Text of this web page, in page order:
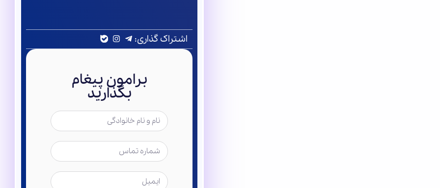
اشتراک گذاری:
برامون پیغام
بگذارید